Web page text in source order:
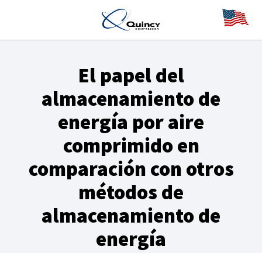
El papel del
almacenamiento de
energía por aire
comprimido en
comparación con otros
métodos de
almacenamiento de
energía